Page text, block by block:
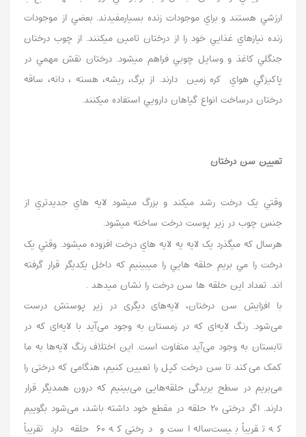
ارزشي هستند و براي موجودات زنده بسيارمفيدند. بعضي از موجودات
زنده نيازهاي غذايي خود را از درختان تامين ميکنند. از چوب درختان
جنگلي کاغذ و وسايل چوبي فراهم ميشود. درختان نقش مهمي در
پاکيزگي هواي کره زمين دارند. از برگ، ريشه، هسته ، دانه، ساقه
درختان درساخت انواع گياهان دارويي استفاده ميکنند.
تعيين سن درختان
وقتي يک درخت رشد ميکند و بزرگ ميشود لايه هاي جديدتري از
جنس چوب در زير پوست درخت ساخته ميشود.
هرسال که ميگذرد يک لايه يه لايه هاي درخت افزوده ميشود. وقتي يک
درخت را مي بريم حلقه هايي را ميبينيم که داخل يکديگر قرار گرفته
اند. تعداد اين حلقه ها سن درخت را نشان ميدهد .
با افزایش سن درختان، لایه‌های دیگری در زیر پوستش درست
می‌شود. رنگ لایه‌ای که در زمستان به وجود می‌آید با لایه‌ای که در
تابستان به وجود می‌آید متفاوت است. این اختلاف رنگ لایه‌ها به ما
کمک می‌کند تا سن درخت کپل را تعیین کنیم، هنگامی که درختی را
می‌بریم در سطح بریدگی حلقه‌هایی می‌بینیم که درون همدیگر قرار
دارند. اگر درختی ۲۰ حلقه در مقطع خود داشته باشد، می‌شود بگوییم
که تقریباً بیست‌ساله است و درختی که ۶۰ حلقه دارد تقریباً